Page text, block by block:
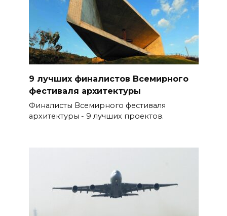
9 лучших финалистов Всемирного
фестиваля архитектуры
Финалисты Всемирного фестиваля
архитектуры - 9 лучших проектов.